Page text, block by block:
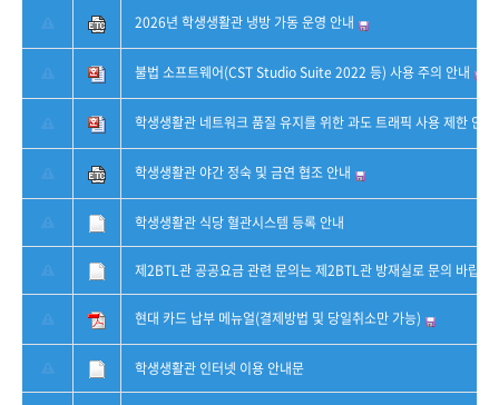
2026년 학생생활관 냉방 가동 운영 안내
불법 소프트웨어(CST Studio Suite 2022 등) 사용 주의 안내
학생생활관 네트워크 품질 유지를 위한 과도 트래픽 사용 제한 안내
학생생활관 야간 정숙 및 금연 협조 안내
학생생활관 식당 혈관시스템 등록 안내
제2BTL관 공공요금 관련 문의는 제2BTL관 방재실로 문의 바랍니
현대 카드 납부 메뉴얼(결제방법 및 당일취소만 가능)
학생생활관 인터넷 이용 안내문